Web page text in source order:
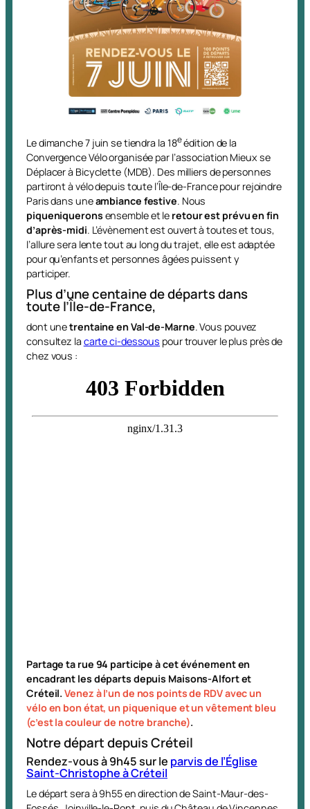
Le dimanche 7 juin se tiendra la 18eédition de la
Convergence Vélo organisée par l’association Mieux se
Déplacer à Bicyclette (MDB). Des milliers de personnes
partiront à vélo depuis toute l’Île-de-France pour rejoindre
Paris dans uneambiance festive. Nous
piqueniqueronsensemble et le retour est prévu en fin
d’après-midi. L’évènement est ouvert à toutes et tous,
l’allure sera lente tout au long du trajet, elle est adaptée
pour qu’enfants et personnes âgées puissent y
participer.
Plus d’une centaine de départs dans
toute l’Île-de-France,
dont unetrentaine en Val-de-Marne. Vous pouvez
consultez lacarte ci-dessous pour trouver le plus près de
chez vous :
Partage ta rue 94 participe à cet événement en
encadrant les départs depuis Maisons-Alfort et
Créteil.Venez à l’un de nos points de RDV avec un
vélo en bon état, un piquenique et un vêtement bleu
(c’est la couleur de notre branche).
Notre départ depuis Créteil
Rendez-vous à 9h45 sur le parvis de l’Église
Saint-Christophe à Créteil
Le départ sera à 9h55 en direction de Saint-Maur-des-